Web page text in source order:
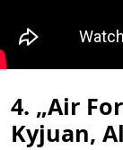
4. „Air
Kyjuan,